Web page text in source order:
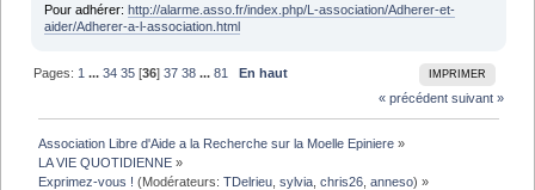
Pour adhérer: http://alarme.asso.fr/index.php/L-association/Adherer-et-
aider/Adherer-a-l-association.html
IMPRIMER
Pages: 1 ...34 35 [36]37 38 ...81
En haut
« précédent suivant »
Association Libre d'Aide a la Recherche sur la Moelle Epiniere »
LA VIE QUOTIDIENNE »
Exprimez-vous ! (Modérateurs:TDelrieu ,sylvia ,chris26 ,anneso) »